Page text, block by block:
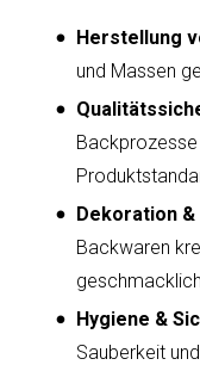
Herstellung
und Massen
Dekoration
Backwaren
Hygiene &
Sauberkeit